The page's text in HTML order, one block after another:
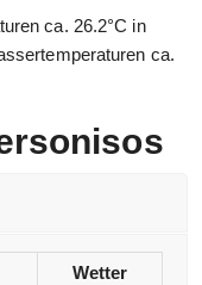
ca. 26.2°C in
ca.
Wetter